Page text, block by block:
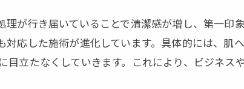
が行き届いていることで清潔感が増し、第一印
応した施術が進化しています。具体的には、肌
立たなくしていきます。これにより、ビジネス